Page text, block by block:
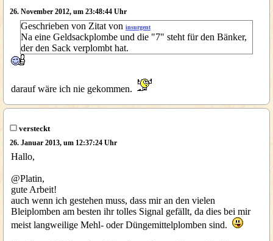
26. November 2012, um 23:48:44 Uhr
Geschrieben von Zitat von insurgent
Na eine Geldsackplombe und die "7" steht für den Bänker,
der den Sack verplombt hat.
darauf wäre ich nie gekommen.
versteckt
26. Januar 2013, um 12:37:24 Uhr
Hallo,
@Platin,
gute Arbeit!
auch wenn ich gestehen muss, dass mir an den vielen
Bleiplomben am besten ihr tolles Signal gefällt, da dies bei mir
meist langweilige Mehl- oder Düngemittelplomben sind.